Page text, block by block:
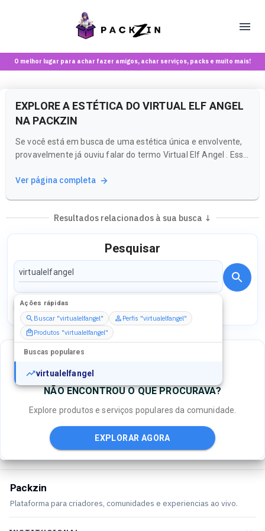
O melhor lugar para achar fazer amigos, achar serviços, packs e muito mais!
EXPLORE A ESTÉTICA DO VIRTUAL ELF ANGEL
NA PACKZIN
Se você está em busca de uma estética única e envolvente,
provavelmente já ouviu falar do termo Virtual Elf Angel . Essa
onde a imaginação ganha vida. Na Packzin, uma plataforma
Ver página completa
Resultados relacionados à sua busca ↓
Pesquisar
Ações rápidas
Buscar "virtualelfangel"
Perfis "virtualelfangel"
Produtos "virtualelfangel"
Buscas populares
virtualelfangel
Perfis
NÃO ENCONTROU O QUE PROCURAVA?
Explore produtos e serviços populares da comunidade.
EXPLORAR AGORA
Packzin
Plataforma para criadores, comunidades e experiencias ao vivo.